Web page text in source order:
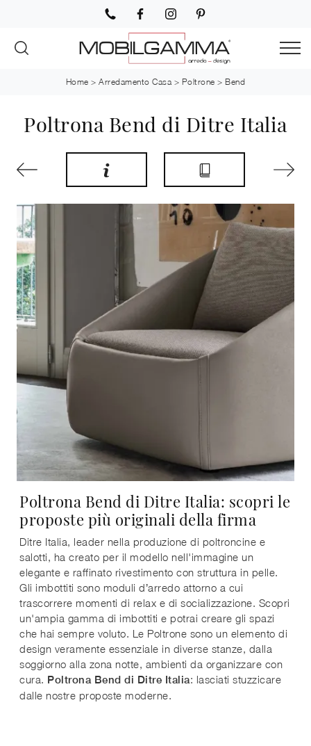
Home >Arredamento Casa > Poltrone >Bend
Poltrona Bend di Ditre Italia
Poltrona Bend di Ditre Italia: scopri le
proposte più originali della firma
Ditre Italia, leader nella produzione di poltroncine e
salotti, ha creato per il modello nell'immagine un
elegante e raffinato rivestimento con struttura in pelle.
Gli imbottiti sono moduli d’arredo attorno a cui
trascorrere momenti di relax e di socializzazione. Scopri
un'ampia gamma di imbottiti e potrai creare gli spazi
che hai sempre voluto. Le Poltrone sono un elemento di
design veramente essenziale in diverse stanze, dalla
soggiorno alla zona notte, ambienti da organizzare con
cura. Poltrona Bend di Ditre Italia: lasciati stuzzicare
dalle nostre proposte moderne.